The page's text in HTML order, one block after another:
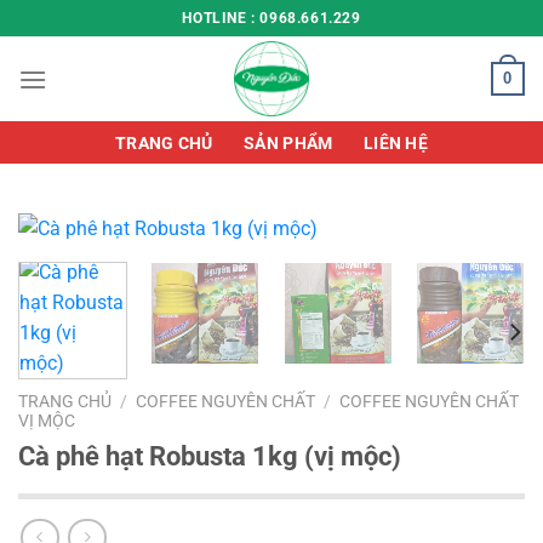
đến
nội
HOTLINE : 0968.661.229
0
TRANG CHỦ SẢN PHẨM LIÊN HỆ
TRANG CHỦ / COFFEE NGUYÊN CHẤT / COFFEE NGUYÊN CHẤT
VỊ MỘC
Cà phê hạt Robusta 1kg (vị mộc)